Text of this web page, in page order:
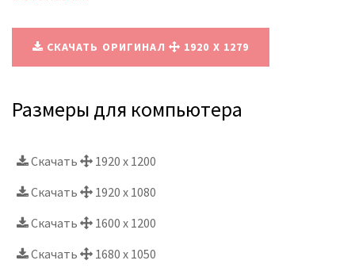
СКАЧАТЬ ОРИГИНАЛ 1920 X 1279
Размеры для компьютера
Скачать
1920 x 1200
Скачать
1920 x 1080
Скачать
1600 x 1200
Скачать
1680 x 1050